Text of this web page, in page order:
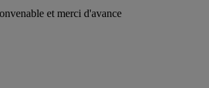
et merci d'avance